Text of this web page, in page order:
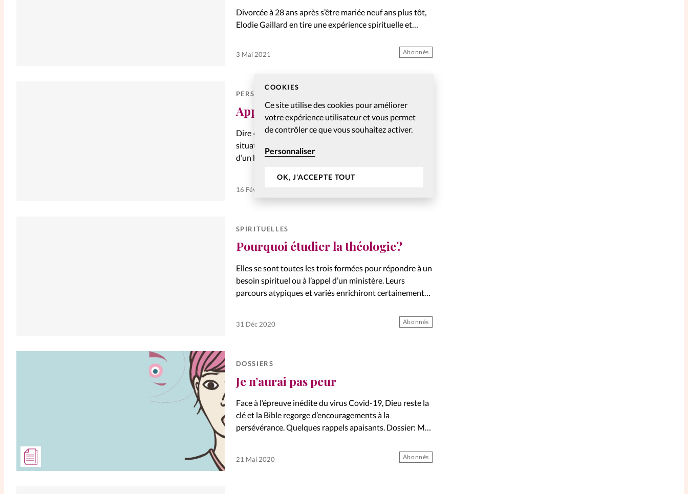
COOKIES
Ce site utilise des cookies pour améliorer
votre expérience utilisateur et vous permet
de contrôler ce que vous souhaitez activer.
Personnaliser
OK, J'ACCEPTE TOUT
Divorcée à 28 ans après s’être mariée neuf ans plus tôt,
Elodie Gaillard en tire une expérience spirituelle et
célibataires à se préparer au mariage selon le cœur de…
3 Mai 2021 Abonnés
PERSONNELLES
Apprendre à dire « non »
Dire « non » n’est pas toujours bien reçu, selon les
situations. Or, s’affirmer par la négative est la preuve
d’un bon positionnement. Explications.
16 Fév 2021
SPIRITUELLES
Pourquoi étudier la théologie?
Elles se sont toutes les trois formées pour répondre à un
besoin spirituel ou à l’appel d’un ministère. Leurs
parcours atypiques et variés enrichiront certainement
31 Déc 2020 Abonnés
DOSSIERS
Je n’aurai pas peur
Face à l’épreuve inédite du virus Covid-19, Dieu reste la
clé et la Bible regorge d’encouragements à la
persévérance. Quelques rappels apaisants. Dossier: Mes
21 Mai 2020 Abonnés